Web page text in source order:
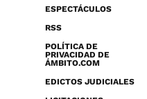
ESPECTÁCULOS
RSS
POLÍTICA DE
PRIVACIDAD DE
ÁMBITO.COM
EDICTOS JUDICIALES